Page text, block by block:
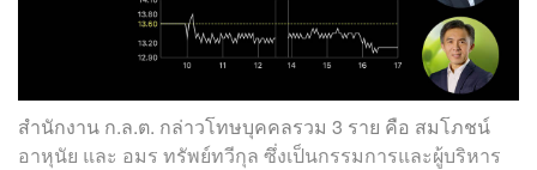
สำนักงาน ก.ล.ต. กล่าวโทษบุคคลรวม 3 ราย คือ สมโภชน์
อาหุนัย และ อมร ทรัพย์ทวีกุล ซึ่งเป็นกรรมการและผู้บริหาร